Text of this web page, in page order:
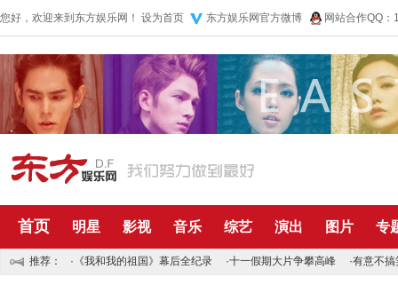
您好，欢迎来到东方娱乐网！ 设为首页 东方娱乐网官方微博 网站合作QQ
首页 明星 影视 音乐 综艺 演出 图片 专
推荐： · 《我和我的祖国》幕后全纪录 ·十一假期大片争攀高峰 ·有意不搞